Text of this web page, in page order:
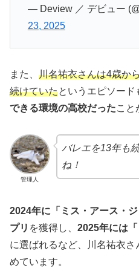
— Deview ／ デビュー
23, 2025
また、 川名祐衣さんは4歳か
続けていたというエピソード
できる環境の高校だったこと
管理人
バレエを13年も
ね！
2024年に「ミス・アース・
プリ を獲得し、 2025年には「
に選ばれるなど、川名祐衣
めています。